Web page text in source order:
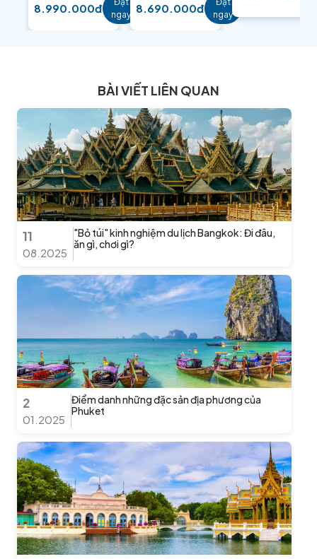
8.990.000đ
ngay 8.690.000đ
ngay
BÀI VIẾT LIÊN QUAN
11
08.2025
"Bỏ túi" kinh nghiệm du lịch Bangkok: Đi đâu,
ăn gì, chơi gì?
2
01.2025
Điểm danh những đặc sản địa phương của
Phuket